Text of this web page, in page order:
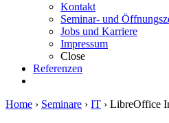
Kontakt
Seminar- und
Jobs und Karriere
Impressum
Close
Referenzen
Home › Seminare › IT › LibreOffice